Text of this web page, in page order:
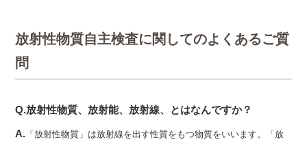
放射性物質自主検査に関してのよくあるご質
問
Q.放射性物質、放射能、放射線、とはなんですか？
A. 「放射性物質」は放射線を出す性質をもつ物質をいいます。「放